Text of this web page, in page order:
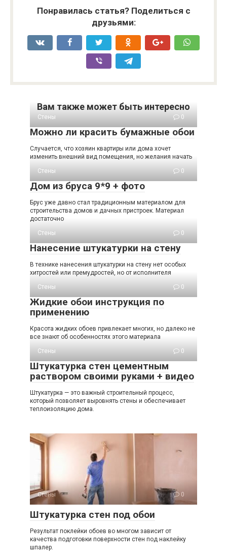
Понравилась статья? Поделиться с
друзьями:
Вам также может быть интересно
Стены 0
Можно ли красить бумажные обои
Случается, что хозяин квартиры или дома хочет
изменить внешний вид помещения, но желания начать
Стены
0
Дом из бруса 9*9 + фото
Брус уже давно стал традиционным материалом для
строительства домов и дачных пристроек. Материал
достаточно
Стены
0
Нанесение штукатурки на стену
В технике нанесения штукатурки на стену нет особых
хитростей или премудростей, но от исполнителя
Стены
0
Жидкие обои инструкция по
применению
Красота жидких обоев привлекает многих, но далеко не
все знают об особенностях этого материала
Стены
0
Штукатурка стен цементным
раствором своими руками + видео
Штукатурка — это важный строительный процесс,
который позволяет выровнять стены и обеспечивает
теплоизоляцию дома.
Стены 0
Штукатурка стен под обои
Результат поклейки обоев во многом зависит от
качества подготовки поверхности стен под наклейку
шпалер.